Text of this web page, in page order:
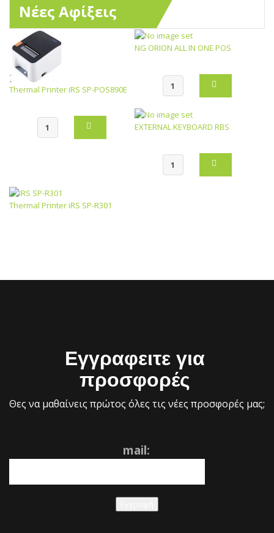
Νέες Αφίξεις
Thermal Printer iRS SP-POS890E
NG ORION ALL IN ONE POS
EXTERNAL KEYBOARD RBS
Thermal Printer iRS SP-R301
Εγγραφειτε για
προσφορές
Θες να μαθαίνεις πρώτος όλες τις νέες προσφορές μας;
mail: